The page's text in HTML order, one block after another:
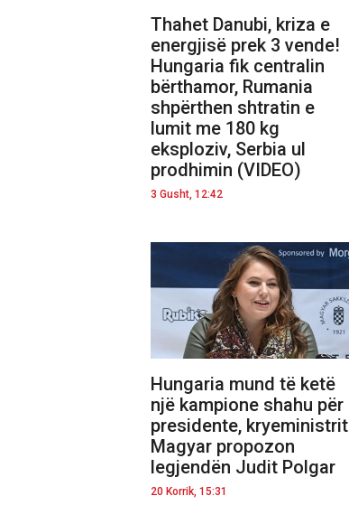
Thahet Danubi, kriza e
energjisë prek 3 vende!
Hungaria fik centralin
bërthamor, Rumania
shpërthen shtratin e
lumit me 180 kg
eksploziv, Serbia ul
prodhimin (VIDEO)
3 Gusht, 12:42
Hungaria mund të ketë
një kampione shahu për
presidente, kryeministrit
Magyar propozon
legjendën Judit Polgar
20 Korrik, 15:31